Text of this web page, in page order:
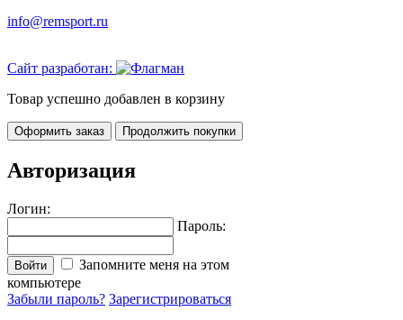
info@remsport.ru
Сайт разработан:
Товар успешно добавлен в корзину
Оформить заказ Продолжить покупки
Авторизация
Логин:
Пароль:
Войти
Запомните меня на этом
компьютере
Забыли пароль? Зарегистрироваться